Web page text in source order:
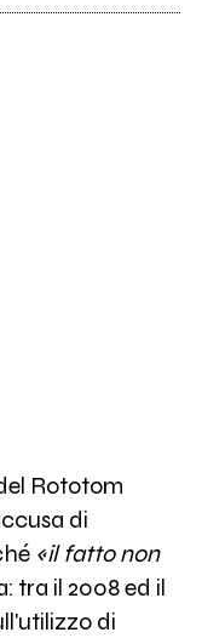
Rototom
di
«il fatto non
tra il 2008 ed il
di